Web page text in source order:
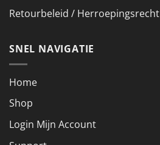
Retourbeleid / Herroepingsrecht
SNEL NAVIGATIE
Home
Shop
Login Mijn Account